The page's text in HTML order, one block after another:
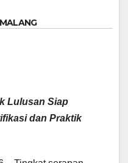
Lulusan Siap
dan Praktik